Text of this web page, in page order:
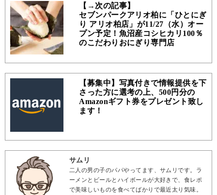
【→次の記事】
セブンパークアリオ柏に「ひとにぎ
り アリオ柏店」が11/27（水）オー
プン予定！魚沼産コシヒカリ100％
のこだわりおにぎり専門店
【募集中】写真付きで情報提供を下
さった方に選考の上、500円分の
Amazonギフト券をプレゼント致し
ます！
サムリ
二人の男の子のパパやってます、サムリです。ラ
ーメンとビールとハイボールが大好きで、食レポ
で美味しいものを食べてばかりで最近太り気味。